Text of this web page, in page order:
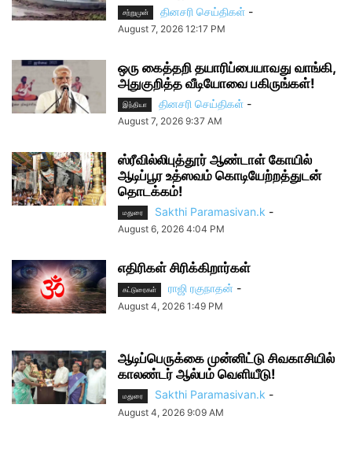
சற்றுமுன் தினசரி செய்திகள் -
August 7, 2026 12:17 PM
ஒரு கைத்தறி தயாரிப்பையாவது வாங்கி,
அதுகுறித்த வீடியோவை பகிருங்கள்!
இந்தியா தினசரி செய்திகள் -
August 7, 2026 9:37 AM
ஸ்ரீவில்லிபுத்தூர் ஆண்டாள் கோயில்
ஆடிப்பூர உத்ஸவம் கொடியேற்றத்துடன்
தொடக்கம்!
மதுரை Sakthi Paramasivan.k -
August 6, 2026 4:04 PM
எதிரிகள் சிரிக்கிறார்கள்
கட்டுரைகள் ராஜி ரகுநாதன் -
August 4, 2026 1:49 PM
ஆடிப்பெருக்கை முன்னிட்டு சிவகாசியில்
காலண்டர் ஆல்பம் வெளியீடு!
மதுரை Sakthi Paramasivan.k -
August 4, 2026 9:09 AM